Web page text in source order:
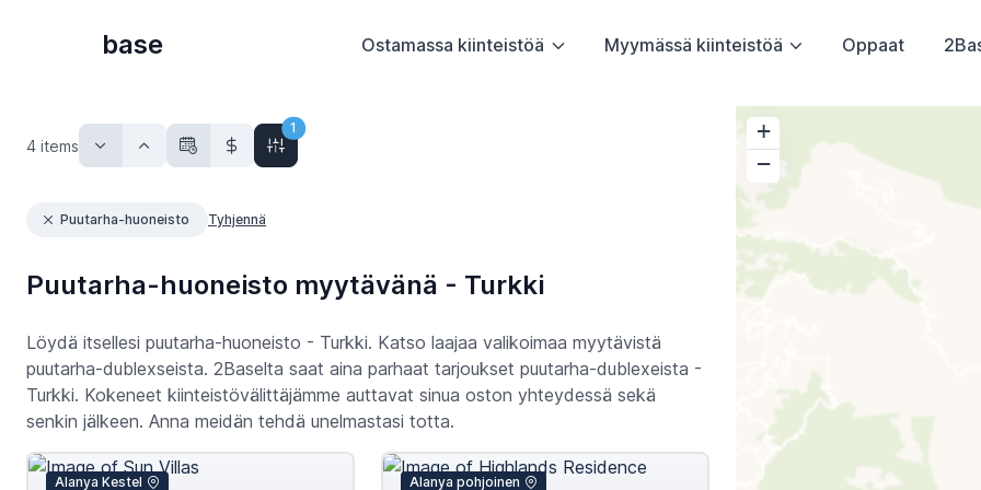
base Ostamassa kiinteistöä Myymässä kiinteistöä Oppaat
4 items
1
Puutarha-huoneisto Tyhjennä
Puutarha-huoneisto myytävänä - Turkki
Löydä itsellesi puutarha-huoneisto - Turkki. Katso laajaa valikoimaa myytävistä
puutarha-dublexseista. 2Baselta saat aina parhaat tarjoukset puutarha-dublexeista -
Turkki. Kokeneet kiinteistövälittäjämme auttavat sinua oston yhteydessä sekä
senkin jälkeen. Anna meidän tehdä unelmastasi totta.
Alanya Kestel Alanya pohjoinen
+
−